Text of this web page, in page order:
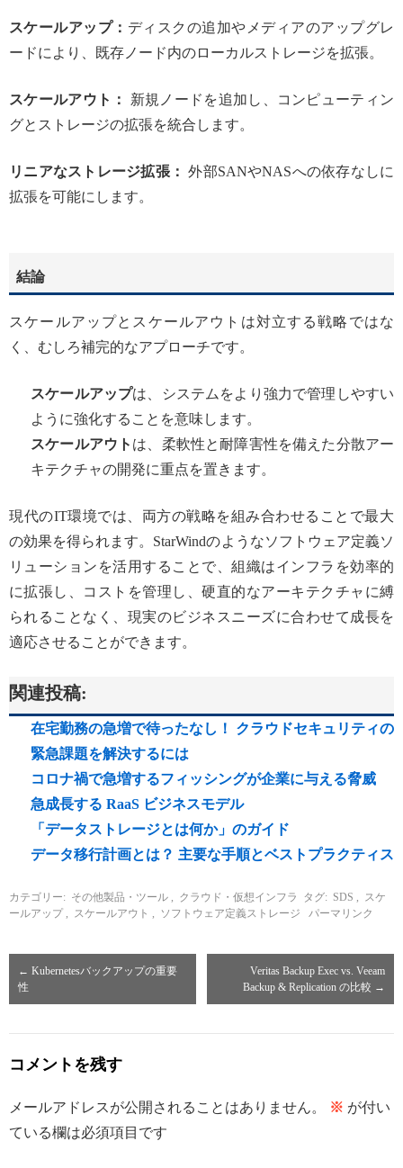
スケールアップ： ディスクの追加やメディアのアップグレ
ードにより、既存ノード内のローカルストレージを拡張。
スケールアウト：
新規ノードを追加し、コンピューティン
グとストレージの拡張を統合します。
リニアなストレージ拡張： 外部SANやNASへの依存なしに
拡張を可能にします。
結論
スケールアップとスケールアウトは対立する戦略ではな
く、むしろ補完的なアプローチです。
スケールアップは、システムをより強力で管理しやすい
ように強化することを意味します。
スケールアウト は、柔軟性と耐障害性を備えた分散アー
キテクチャの開発に重点を置きます。
現代のIT環境では、両方の戦略を組み合わせることで最大
の効果を得られます。StarWindのようなソフトウェア定義ソ
リューションを活用することで、組織はインフラを効率的
に拡張し、コストを管理し、硬直的なアーキテクチャに縛
られることなく、現実のビジネスニーズに合わせて成長を
適応させることができます。
関連投稿:
在宅勤務の急増で待ったなし！ クラウドセキュリティの
緊急課題を解決するには
コロナ禍で急増するフィッシングが企業に与える脅威
急成長する RaaS ビジネスモデル
「データストレージとは何か」のガイド
データ移行計画とは？ 主要な手順とベストプラクティス
カテゴリー: その他製品・ツール , クラウド・仮想インフラ タグ: SDS , スケ
ールアップ , スケールアウト , ソフトウェア定義ストレージ パーマリンク
← Kubernetesバックアップの重要
性
Veritas Backup Exec vs. Veeam
Backup & Replication の比較 →
コメントを残す
メールアドレスが公開されることはありません。 ※ が付い
ている欄は必須項目です